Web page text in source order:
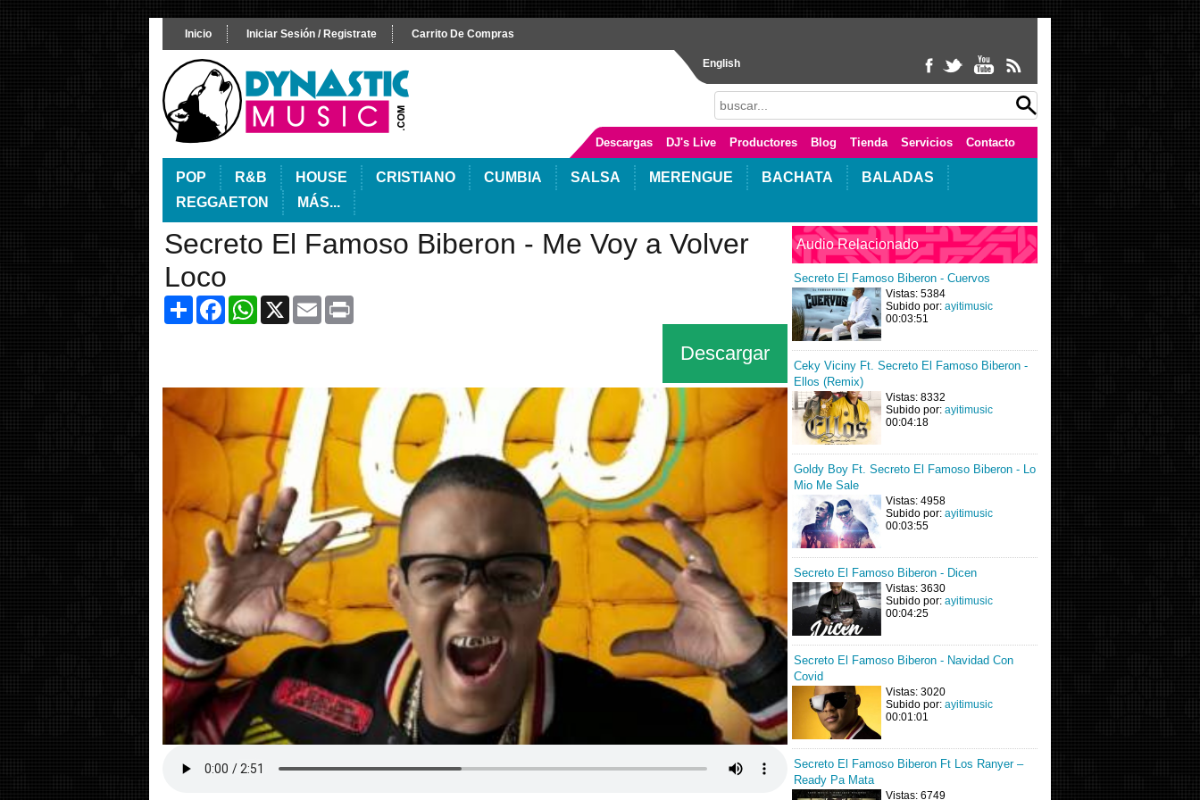
Inicio Iniciar Sesión / Registrate Carrito De Compras
English
Descargas DJ's Live Productores Blog Tienda Servicios Contacto
POP R&B HOUSE CRISTIANO CUMBIA SALSA MERENGUE BACHATA
BALADAS
REGGAETON
MÁS...
Secreto El Famoso Biberon - Me Voy a Volver
Loco
ShareFacebookWhatsApp
X Email
Descargar
Audio Relacionado
Secreto El Famoso Biberon - Cuervos
Vistas: 5384
Subido por: ayitimusic
00:03:51
Ceky Viciny Ft. Secreto El Famoso Biberon -
Ellos (Remix)
Vistas: 8332
Subido por: ayitimusic
00:04:18
Goldy Boy Ft. Secreto El Famoso Biberon - Lo
Mio Me Sale
Vistas: 4958
Subido por: ayitimusic
00:03:55
Secreto El Famoso Biberon - Dicen
Vistas: 3630
Subido por: ayitimusic
00:04:25
Secreto El Famoso Biberon - Navidad Con
Covid
Vistas: 3020
Subido por: ayitimusic
00:01:01
Secreto El Famoso Biberon Ft Los Ranyer –
Ready Pa Mata
Vistas: 6749